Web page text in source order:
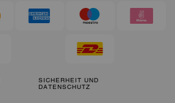
SICHERHEIT UND
DATENSCHUTZ